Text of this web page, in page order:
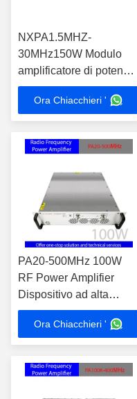
NXPA1.5MHZ-
30MHz150W Modulo
amplificatore di potenza
RF portatile Sistema
anti-drone e anti-UAV ad
alta potenza con
accessori
Ora Chiacchieri '
PA20-500MHz 100W
RF Power Amplifier
Dispositivo ad alta
integrazione per test
EMC e amplificazione
del segnale
Ora Chiacchieri '